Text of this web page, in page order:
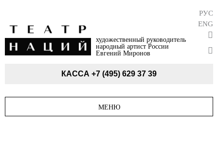
художественный руководитель
народный артист России
Евгений Миронов
РУС
ENG
КАССА +7 (495) 629 37 39
МЕНЮ